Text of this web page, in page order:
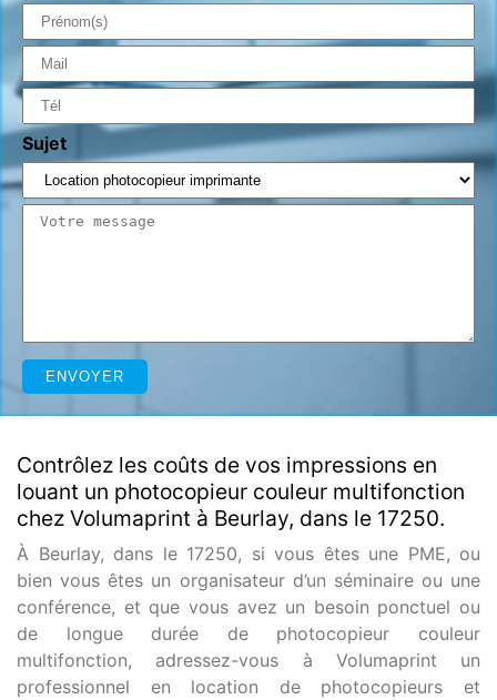
Sujet
Contrôlez les coûts de vos impressions en
louant un photocopieur couleur multifonction
chez Volumaprint à Beurlay, dans le 17250.
À Beurlay, dans le 17250, si vous êtes une PME, ou
bien vous êtes un organisateur d’un séminaire ou une
conférence, et que vous avez un besoin ponctuel ou
de longue durée de photocopieur couleur
multifonction, adressez-vous à Volumaprint un
professionnel en location de photocopieurs et